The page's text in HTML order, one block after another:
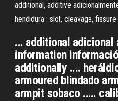
additional, additive
hendidura : slot, cleavage, fissure
... additional adicional
information
additionally ....
armoured blindado
armpit sobaco .....